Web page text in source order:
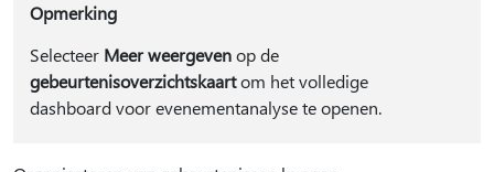
Opmerking
Selecteer Meer weergevenop de
gebeurtenisoverzichtskaartom het volledige
dashboard voor evenementanalyse te openen.